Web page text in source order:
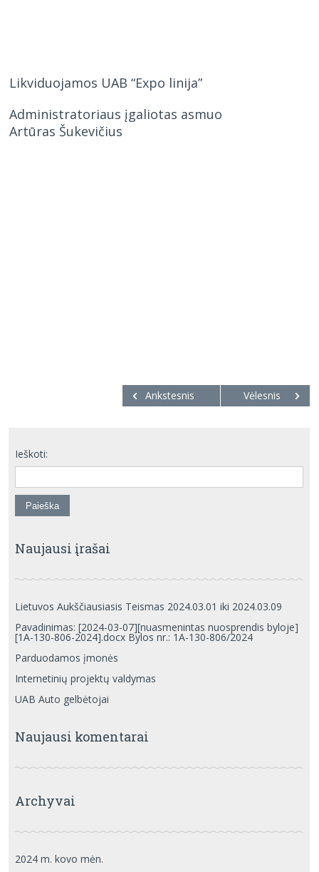
Likviduojamos UAB “Expo linija”
Administratoriaus įgaliotas asmuo
Artūras Šukevičius
Vėlesnis
Ankstesnis
Ieškoti:
Naujausi įrašai
Lietuvos Aukščiausiasis Teismas 2024.03.01 iki 2024.03.09
Pavadinimas: [2024-03-07][nuasmenintas nuosprendis byloje]
[1A-130-806-2024].docx Bylos nr.: 1A-130-806/2024
Parduodamos įmonės
Internetinių projektų valdymas
UAB Auto gelbėtojai
Naujausi komentarai
Archyvai
2024 m. kovo mėn.